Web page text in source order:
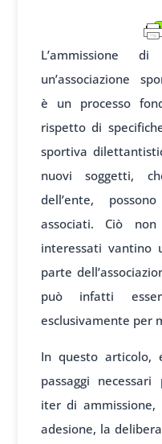
L’ammissione di
un’associazione
è un processo
rispetto di specif
sportiva
nuovi soggetti,
dell’ente,
associati. Ciò
interessati
parte
può infatti
esclusivamente per
In questo articolo,
passaggi necessari
iterdi ammissione,
adesione, la